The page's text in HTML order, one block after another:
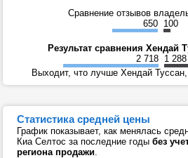
Сравнение отзывов
650 100
Результат сравнения Хендай
2 718 1 288
Выходит, что лучше Хендай
Статистика средней цены
График показывает, как менялась
Киа Селтос за последние годы без
региона продажи